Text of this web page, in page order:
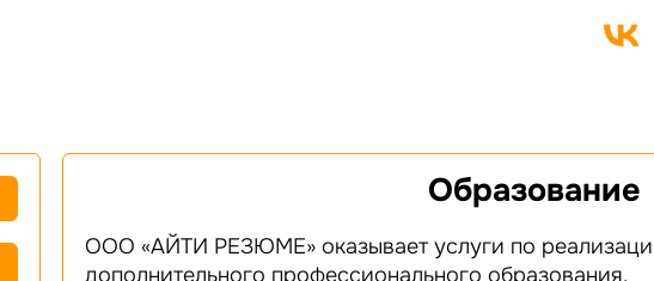
Образование
ООО «АЙТИ РЕЗЮМЕ» оказывает услуги по
дополнительного профессионального образования.